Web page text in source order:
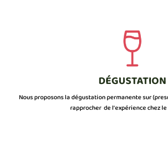
DÉGUSTATION
Nous proposons la dégustation permanente sur
rapprocher de l’expérience chez